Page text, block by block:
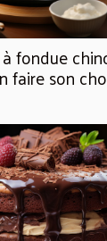
fondue
faire son